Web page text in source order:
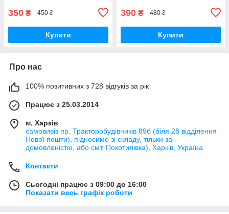
350 ₴ 450 ₴
Купити
390 ₴ 480 ₴
Купити
Про нас
100% позитивних з 728 відгуків за рік
Працює з 25.03.2014
м. Харків
самовивіз пр. Тракторобудівників 89б (біля 28 відділення
Нової пошти), підносимо зі складу, тільки за
домовленістю, або смт. Покотилівка), Харків, Україна
Контакти
Сьогодні працює з 09:00 до 16:00
Показати весь графік роботи